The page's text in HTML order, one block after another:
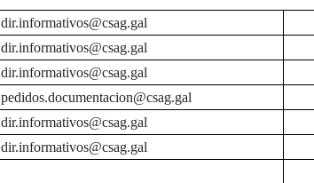
dir.informativos@csag.gal
dir.informativos@csag.gal
dir.informativos@csag.gal
pedidos.documentacion@csag.gal
dir.informativos@csag.gal
dir.informativos@csag.gal